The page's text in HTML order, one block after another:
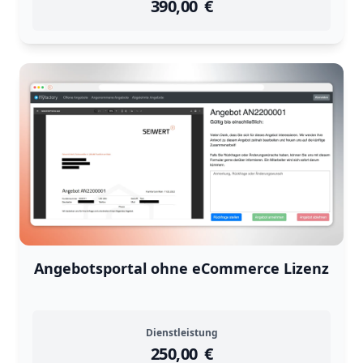
390,00 €
instock
Return Policy
Angebotsportal ohne eCommerce Lizenz
Dienstleistung
250,00 €
instock
Return Policy